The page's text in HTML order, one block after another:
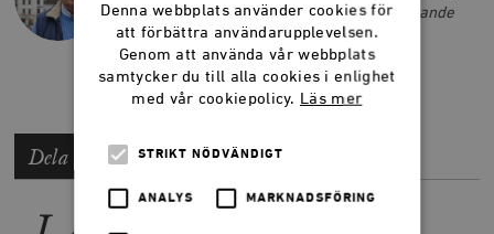
Mellanöstern när det gäller handelsfrämjande
och arbetsmarknadsreformer.
Dela artikeln
Denna webbplats använder cookies för
att förbättra användarupplevelsen.
Genom att använda vår webbplats
samtycker du till alla cookies i enlighet
med vår cookiepolicy. Läs mer
STRIKT NÖDVÄNDIGT
ANALYS MARKNADSFÖRING